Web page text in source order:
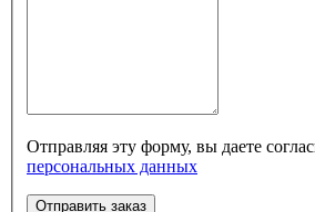
Отправляя эту форму, вы даете
персональных данных
Отправить заказ